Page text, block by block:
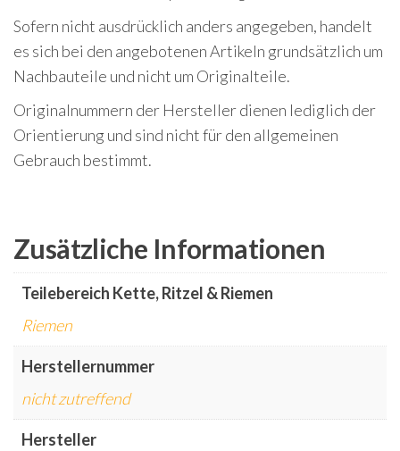
Sofern nicht ausdrücklich anders angegeben, handelt
es sich bei den angebotenen Artikeln grundsätzlich um
Nachbauteile und nicht um Originalteile.
Originalnummern der Hersteller dienen lediglich der
Orientierung und sind nicht für den allgemeinen
Gebrauch bestimmt.
Zusätzliche Informationen
Teilebereich Kette, Ritzel & Riemen
Riemen
Herstellernummer
nicht zutreffend
Hersteller